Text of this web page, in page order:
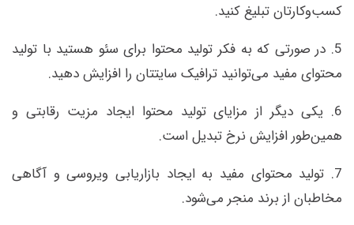
کسب‌وکارتان تبلیغ کنید.
5. در صورتی که به فکر تولید محتوا برای سئو هستید با تولید
محتوای مفید می‌توانید ترافیک سایتتان را افزایش دهید.
6. یکی دیگر از مزایای تولید محتوا ایجاد مزیت رقابتی و
همین‌طور افزایش نرخ تبدیل است.
7. تولید محتوای مفید به ایجاد بازاریابی ویروسی و آگاهی
مخاطبان از برند منجر می‌شود.